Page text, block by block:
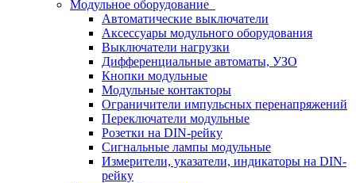
Модульное оборудование
Автоматические выключатели
Аксессуары модульного оборудования
Выключатели нагрузки
Дифференциальные автоматы, УЗО
Кнопки модульные
Модульные контакторы
Ограничители импульсных перенапряжений
Переключатели модульные
Розетки на DIN-рейку
Сигнальные лампы модульные
Измерители, указатели, индикаторы на DIN-
рейку